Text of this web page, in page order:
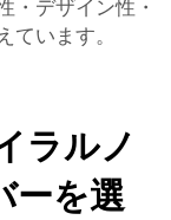
・デザイン性・
ています。
ラルノ
ーを選